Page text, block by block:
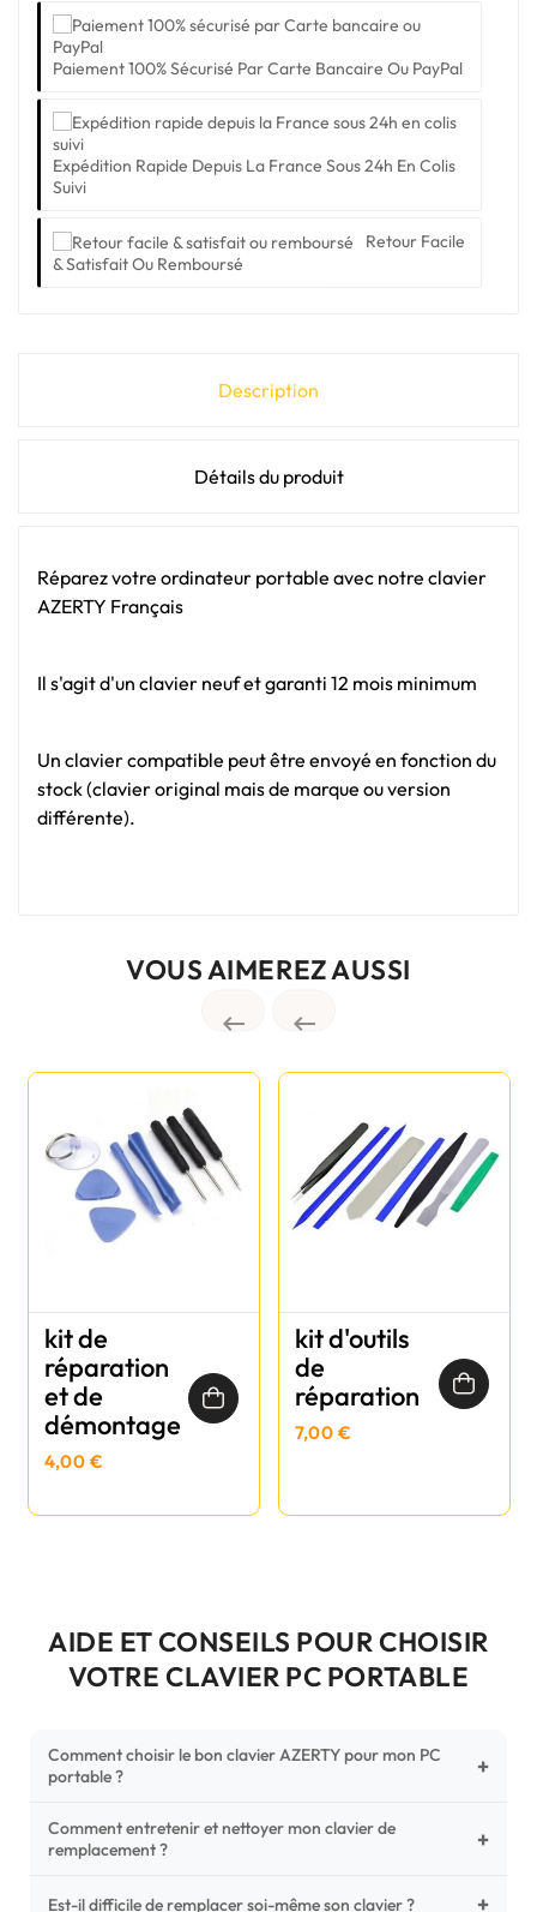
Paiement 100% Sécurisé Par Carte Bancaire Ou PayPal
Expédition Rapide Depuis La France Sous 24h En Colis
Suivi
Retour Facile
& Satisfait Ou Remboursé
Description
Détails du produit
Réparez votre ordinateur portable avec notre clavier
AZERTY Français
Il s'agit d'un clavier neuf et garanti 12 mois minimum
Un clavier compatible peut être envoyé en fonction du
stock (clavier original mais de marque ou version
différente).
VOUS AIMEREZ AUSSI
 
kit de
réparation
et de
démontage
4,00 €
kit d'outils
de
réparation
7,00 €
AIDE ET CONSEILS POUR CHOISIR
VOTRE CLAVIER PC PORTABLE
Comment choisir le bon clavier AZERTY pour mon PC
portable ?
+
Pour ne pas vous tromper, vérifiez trois points critiques sur
votre clavier d'origine : la disposition (AZERTY Français), la
Comment entretenir et nettoyer mon clavier de
remplacement ?
+
Un entretien régulier prolonge la vie de vos touches.
Est-il difficile de remplacer soi-même son clavier ? +